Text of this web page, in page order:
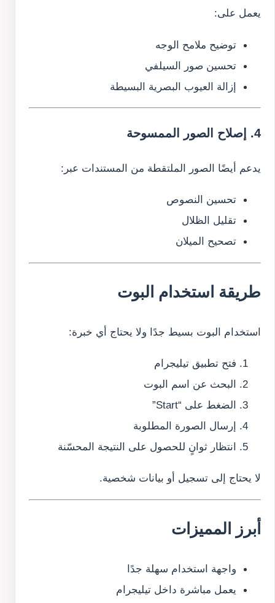
يعمل على:
توضيح ملامح الوجه
تحسين صور السيلفي
إزالة العيوب البصرية البسيطة
4. إصلاح الصور الممسوحة
يدعم أيضًا الصور الملتقطة من المستندات عبر:
تحسين النصوص
تقليل الظلال
تصحيح الميلان
طريقة استخدام البوت
استخدام البوت بسيط جدًا ولا يحتاج أي خبرة:
فتح تطبيق تيليجرام
البحث عن اسم البوت
الضغط على “Start”
إرسال الصورة المطلوبة
انتظار ثوانٍ للحصول على النتيجة المحسّنة
لا يحتاج إلى تسجيل أو بيانات شخصية.
أبرز المميزات
واجهة استخدام سهلة جدًا
يعمل مباشرة داخل تيليجرام